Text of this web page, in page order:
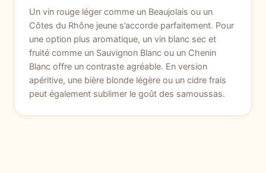
Un vin rouge léger comme un Beaujolais ou un
Côtes du Rhône jeune s’accorde parfaitement. Pour
une option plus aromatique, un vin blanc sec et
fruité comme un Sauvignon Blanc ou un Chenin
Blanc offre un contraste agréable. En version
apéritive, une bière blonde légère ou un cidre frais
peut également sublimer le goût des samoussas.